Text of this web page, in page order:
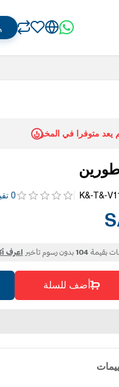
يعد متوفرا في المخزن
K&-T&- 0 تقييم
أضف للسلة